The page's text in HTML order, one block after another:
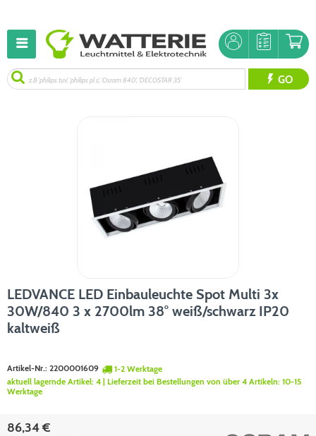
GO
LEDVANCE LED Einbauleuchte Spot Multi 3x
30W/840 3 x 2700lm 38° weiß/schwarz IP20
kaltweiß
Artikel-Nr.: 2200001609
1-2 Werktage
aktuell lagernde Artikel: 4 | Lieferzeit bei Bestellungen von über 4 Artikeln: 10-15
Werktage
86,34 €